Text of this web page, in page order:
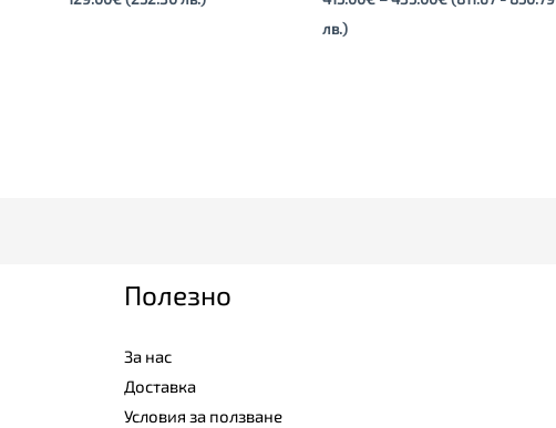
лв.)
Полезно
За нас
Доставка
Условия за ползване